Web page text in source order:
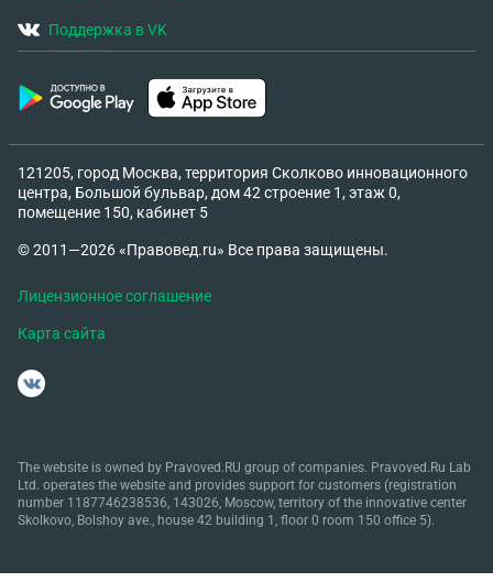
Поддержка в VK
121205, город Москва, территория Сколково инновационного
центра, Большой бульвар, дом 42 строение 1, этаж 0,
помещение 150, кабинет 5
© 2011—2026 «Правовед.ru» Все права защищены.
Лицензионное соглашение
Карта сайта
The website is owned by Pravoved.RU group of companies. Pravoved.Ru Lab
Ltd. operates the website and provides support for customers (registration
number 1187746238536, 143026, Moscow, territory of the innovative center
Skolkovo, Bolshoy ave., house 42 building 1, floor 0 room 150 office 5).